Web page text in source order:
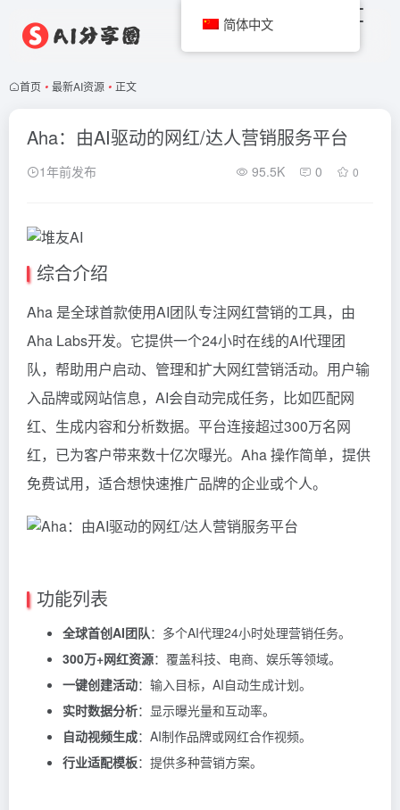
首页 • 最新AI资源 • 正文
Aha：由AI驱动的网红/达人营销服务平台
1年前发布 95.5K 0 0
综合介绍
Aha 是全球首款使用AI团队专注网红营销的工具，由
Aha Labs开发。它提供一个24小时在线的AI代理团
队，帮助用户启动、管理和扩大网红营销活动。用户输
入品牌或网站信息，AI会自动完成任务，比如匹配网
红、生成内容和分析数据。平台连接超过300万名网
红，已为客户带来数十亿次曝光。Aha 操作简单，提供
免费试用，适合想快速推广品牌的企业或个人。
功能列表
全球首创AI团队：多个AI代理24小时处理营销任务。
300万+网红资源：覆盖科技、电商、娱乐等领域。
一键创建活动：输入目标，AI自动生成计划。
实时数据分析：显示曝光量和互动率。
自动视频生成：AI制作品牌或网红合作视频。
行业适配模板：提供多种营销方案。
简体中文